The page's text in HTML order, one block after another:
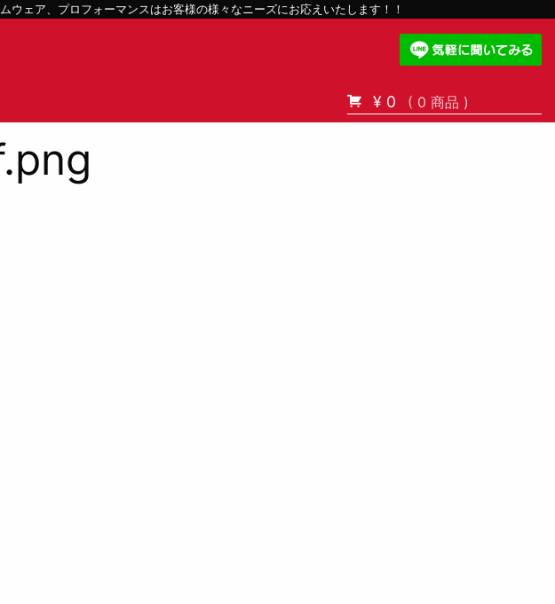
ェア、プロフォーマンスはお客様の様々なニーズにお応えいたします！！
¥ 0 ( 0 商品 )